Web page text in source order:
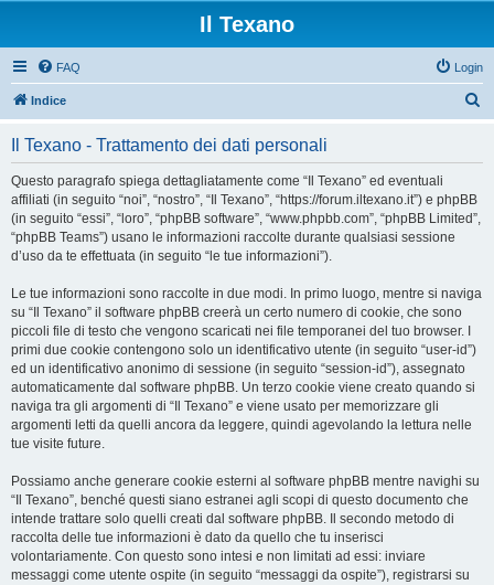
Il Texano
FAQ Login
Indice
Il Texano - Trattamento dei dati personali
Questo paragrafo spiega dettagliatamente come “Il Texano” ed eventuali
affiliati (in seguito “noi”, “nostro”, “Il Texano”, “https://forum.iltexano.it”) e phpBB
(in seguito “essi”, “loro”, “phpBB software”, “www.phpbb.com”, “phpBB Limited”,
“phpBB Teams”) usano le informazioni raccolte durante qualsiasi sessione
d’uso da te effettuata (in seguito “le tue informazioni”).
Le tue informazioni sono raccolte in due modi. In primo luogo, mentre si naviga
su “Il Texano” il software phpBB creerà un certo numero di cookie, che sono
piccoli file di testo che vengono scaricati nei file temporanei del tuo browser. I
primi due cookie contengono solo un identificativo utente (in seguito “user-id”)
ed un identificativo anonimo di sessione (in seguito “session-id”), assegnato
automaticamente dal software phpBB. Un terzo cookie viene creato quando si
naviga tra gli argomenti di “Il Texano” e viene usato per memorizzare gli
argomenti letti da quelli ancora da leggere, quindi agevolando la lettura nelle
tue visite future.
Possiamo anche generare cookie esterni al software phpBB mentre navighi su
“Il Texano”, benché questi siano estranei agli scopi di questo documento che
intende trattare solo quelli creati dal software phpBB. Il secondo metodo di
raccolta delle tue informazioni è dato da quello che tu inserisci
volontariamente. Con questo sono intesi e non limitati ad essi: inviare
messaggi come utente ospite (in seguito “messaggi da ospite”), registrarsi su